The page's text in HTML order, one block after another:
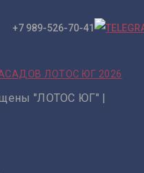
526-70-41
ЛОТОС ЮГ 2026
"ЛОТОС ЮГ" |